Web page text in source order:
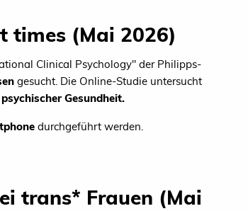
times (Mai 2026)
Clinical Psychology" der Philipps-
gesucht. Die Online-Studie untersucht
Gesundheit.
durchgeführt werden.
trans* Frauen (Mai